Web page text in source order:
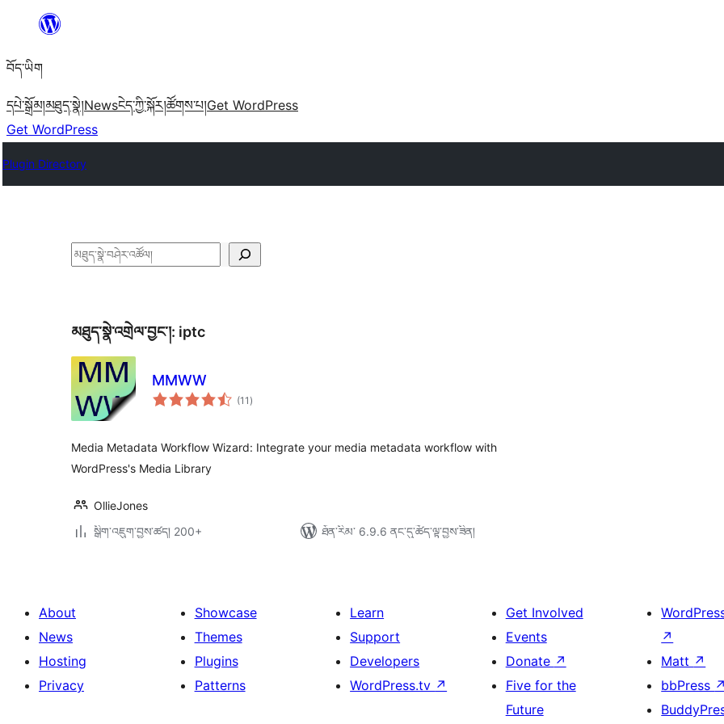
content
བོད་ཡིག
དཔེ་སྒྲོམ།མཐུད་སྣེ།Newsངེད་ཀྱི་སྐོར།ཚོགས་པ།Get WordPress
Get WordPress
Plugin Directory
བཤེར་
མཐུད་སྣེ་འགྲེལ་བྱང་།: iptc
MMWW
(11 གདེང་
འཇོག་
)
Media Metadata Workflow Wizard: Integrate your media metadata workflow with
WordPress's Media Library
OllieJones
སྒྲིག་འཇུག་བྱས་ཚད། 200+
ཐོན་རིམ་ 6.9.6 ནང་དུ་ཚོད་ལྟ་བྱས་ཟིན།
About
News
Hosting
Privacy
Showcase
Themes
Plugins
Patterns
Learn
Support
Developers
WordPress.tv ↗
Get Involved
Events
Donate ↗
Five for the
Future
↗
Matt ↗
bbPress ↗